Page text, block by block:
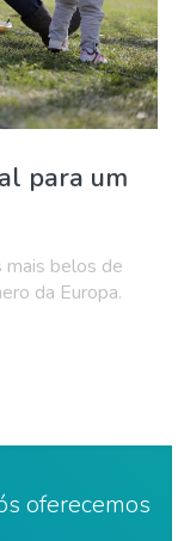
para um
mais belos de
da Europa.
oferecemos